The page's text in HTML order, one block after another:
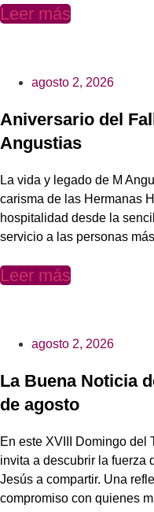
Leer más
agosto 2, 2026
Aniversario del
Angustias
La vida y legado de M
carisma de las Hermanas
hospitalidad desde la
servicio a las personas
Leer más
agosto 2, 2026
La Buena Noticia
de agosto
En este XVIII Domingo del
invita a descubrir la fuerza
Jesús a compartir. Una
compromiso con quienes